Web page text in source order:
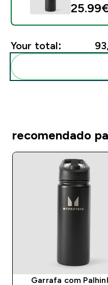
Your total:
recomendado
Garrafa com